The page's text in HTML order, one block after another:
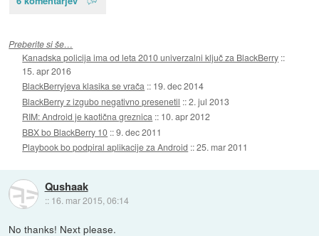
Preberite si še…
Kanadska policija ima od leta 2010 univerzalni ključ za BlackBerry ::
15. apr 2016
BlackBerryjeva klasika se vrača :: 19. dec 2014
BlackBerry z izgubo negativno presenetil ::2. jul 2013
RIM: Android je kaotična greznica :: 10. apr 2012
BBX bo BlackBerry 10 ::9. dec 2011
Playbook bo podpiral aplikacije za Android ::25. mar 2011
Qushaak
:: 16. mar 2015, 06:14
No thanks! Next please.